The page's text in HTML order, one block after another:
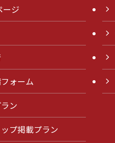
ージ
ォーム
ン
プ掲載プラン